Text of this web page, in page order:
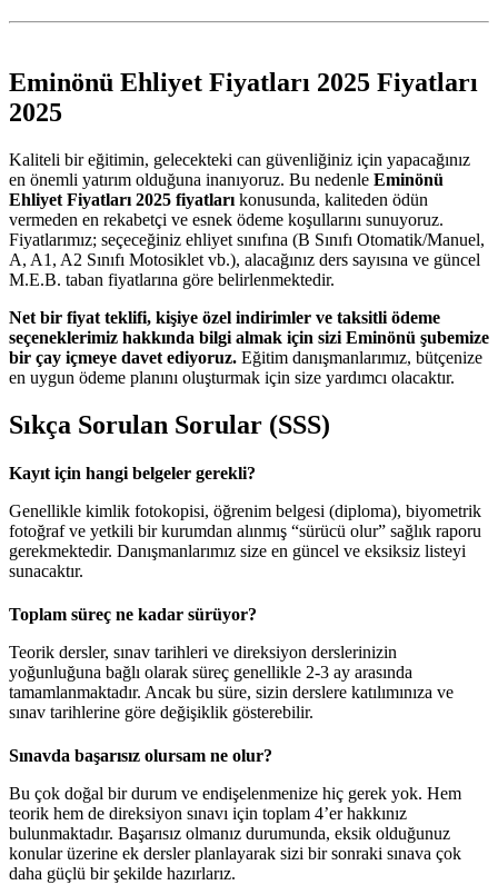
Eminönü Ehliyet Fiyatları 2025 Fiyatları
2025
Kaliteli bir eğitimin, gelecekteki can güvenliğiniz için yapacağınız
en önemli yatırım olduğuna inanıyoruz. Bu nedenle Eminönü
Ehliyet Fiyatları 2025 fiyatları konusunda, kaliteden ödün
vermeden en rekabetçi ve esnek ödeme koşullarını sunuyoruz.
Fiyatlarımız; seçeceğiniz ehliyet sınıfına (B Sınıfı Otomatik/Manuel,
A, A1, A2 Sınıfı Motosiklet vb.), alacağınız ders sayısına ve güncel
M.E.B. taban fiyatlarına göre belirlenmektedir.
Net bir fiyat teklifi, kişiye özel indirimler ve taksitli ödeme
seçeneklerimiz hakkında bilgi almak için sizi Eminönü şubemize
bir çay içmeye davet ediyoruz. Eğitim danışmanlarımız, bütçenize
en uygun ödeme planını oluşturmak için size yardımcı olacaktır.
Sıkça Sorulan Sorular (SSS)
Kayıt için hangi belgeler gerekli?
Genellikle kimlik fotokopisi, öğrenim belgesi (diploma), biyometrik
fotoğraf ve yetkili bir kurumdan alınmış “sürücü olur” sağlık raporu
gerekmektedir. Danışmanlarımız size en güncel ve eksiksiz listeyi
sunacaktır.
Toplam süreç ne kadar sürüyor?
Teorik dersler, sınav tarihleri ve direksiyon derslerinizin
yoğunluğuna bağlı olarak süreç genellikle 2-3 ay arasında
tamamlanmaktadır. Ancak bu süre, sizin derslere katılımınıza ve
sınav tarihlerine göre değişiklik gösterebilir.
Sınavda başarısız olursam ne olur?
Bu çok doğal bir durum ve endişelenmenize hiç gerek yok. Hem
teorik hem de direksiyon sınavı için toplam 4’er hakkınız
bulunmaktadır. Başarısız olmanız durumunda, eksik olduğunuz
konular üzerine ek dersler planlayarak sizi bir sonraki sınava çok
daha güçlü bir şekilde hazırlarız.